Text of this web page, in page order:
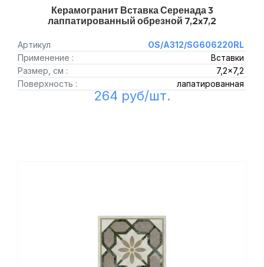
Керамогранит Вставка Серенада 3
лаппатированный обрезной 7,2x7,2
Артикул
OS/A312/SG606220RL
Применение :
Вставки
Размер, см :
7,2x7,2
Поверхность :
лапатированная
264 руб/шт.